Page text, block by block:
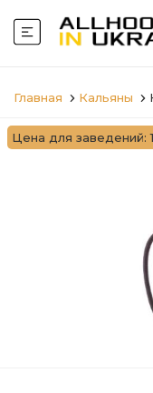
Главная Кальяны
Цена для заведений: